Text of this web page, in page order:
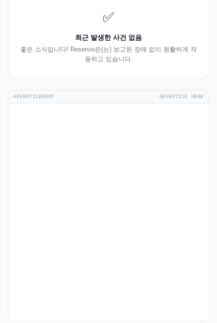
✅
최근 발생한 사건 없음
좋은 소식입니다! Reservio은(는) 보고된 장애 없이 원활하게 작
동하고 있습니다.
ADVERTISEMENT ADVERTISE HERE